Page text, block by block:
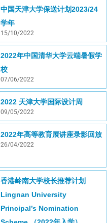
中国天津大学保送计划2023/24
学年
15/10/2022
2022年中国清华大学云端暑假学
校
07/06/2022
2022 天津大学国际设计周
09/05/2022
2022年高等教育展讲座录影回放
26/04/2022
香港岭南大学校长推荐计划
Lingnan University
Principal’s Nomination